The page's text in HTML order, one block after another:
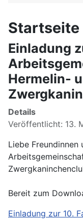
Startseite
Einladung
Hermelin-
Details
Veröffentlicht: 13.
Liebe Freundinnen
Bereit zum
Einladung zur 10.